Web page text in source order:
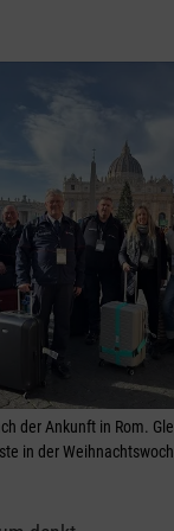
der Ankunft in Rom.
in der